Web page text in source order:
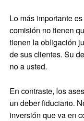
Lo más importante
comisión no tienen
tienen la obligación
de sus clientes. Su
no a usted.
En contraste, los
un deber fiduciario.
inversión que va en